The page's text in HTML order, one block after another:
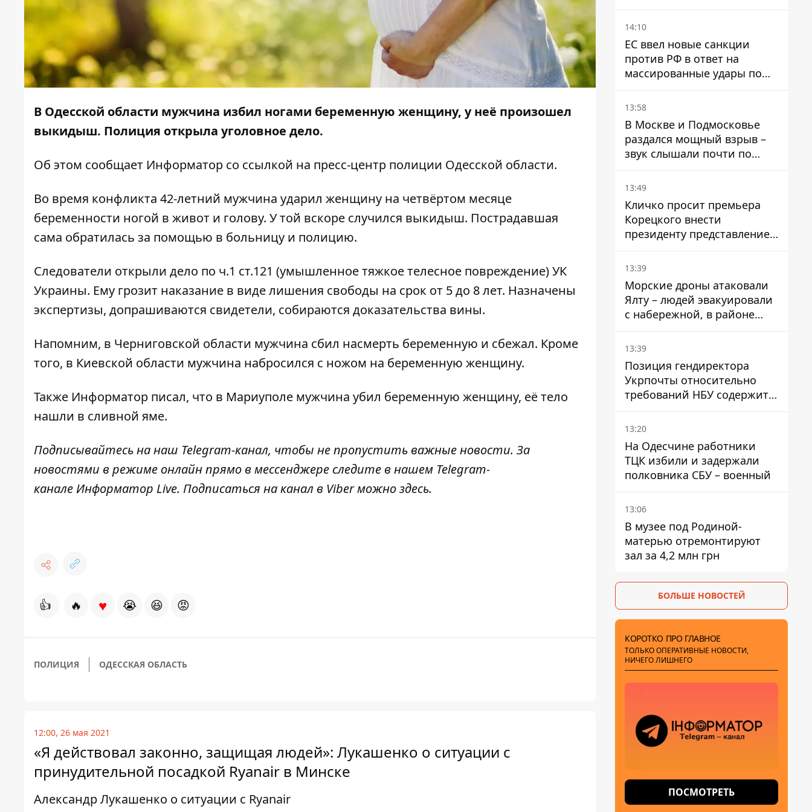
В Одесской области мужчина избил ногами беременную женщину, у неё произошел
выкидыш. Полиция открыла уголовное дело.
Об этом сообщает Информатор со ссылкой на пресс-центр полиции Одесской области.
Во время конфликта 42-летний мужчина ударил женщину на четвёртом месяце
беременности ногой в живот и голову. У той вскоре случился выкидыш. Пострадавшая
сама обратилась за помощью в больницу и полицию.
Следователи открыли дело по ч.1 ст.121 (умышленное тяжкое телесное повреждение) УК
Украины. Ему грозит наказание в виде лишения свободы на срок от 5 до 8 лет. Назначены
экспертизы, допрашиваются свидетели, собираются доказательства вины.
Напомним, в Черниговской области мужчина сбил насмерть беременную и сбежал. Кроме
того, в Киевской области мужчина набросился с ножом на беременную женщину.
Также Информатор писал, что в Мариуполе мужчина убил беременную женщину, её тело
нашли в сливной яме.
Подписывайтесь на наш Telegram-канал, чтобы не пропустить важные новости. За
новостями в режиме онлайн прямо в мессенджере следите в нашем Telegram-
канале Информатор Live. Подписаться на канал в Viber можноздесь.
👍 🔥 ♥ 😭 😆 😡
ПОЛИЦИЯ ОДЕССКАЯ ОБЛАСТЬ
12:00, 26 мая 2021
«Я действовал законно, защищая людей»: Лукашенко о ситуации с
принудительной посадкой Ryanair в Минске
Александр Лукашенко о ситуации с Ryanair
месяц и что с этим делать
14:10
ЕС ввел новые санкции
против РФ в ответ на
массированные удары по
Украине - Каллас раскрыла
детали
13:58
В Москве и Подмосковье
раздался мощный взрыв –
звук слышали почти по
всей области
13:49
Кличко просит премьера
Корецкого внести
президенту представление
на увольнение властелина
Троещины Бахматова
13:39
Морские дроны атаковали
Ялту – людей эвакуировали
с набережной, в районе
порта сообщают о пожаре
13:39
Позиция гендиректора
Укрпочты относительно
требований НБУ содержит
серьезные нестыковки –
депутат Ольга Василевская-
13:20
На Одесчине работники
ТЦК избили и задержали
полковника СБУ – военный
13:06
В музее под Родиной-
матерью отремонтируют
зал за 4,2 млн грн
БОЛЬШЕ НОВОСТЕЙ
КОРОТКО ПРО ГЛАВНОЕ
ТОЛЬКО ОПЕРАТИВНЫЕ НОВОСТИ,
НИЧЕГО ЛИШНЕГО
ПОСМОТРЕТЬ